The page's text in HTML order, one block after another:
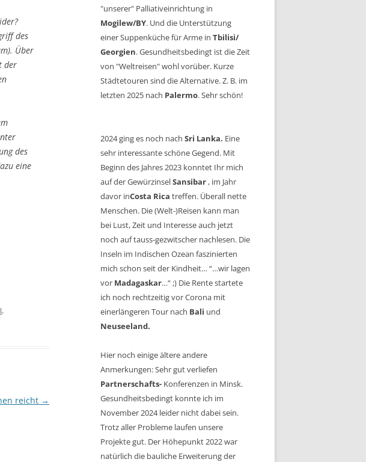
des
Über
der
des
eine
,
reicht →
"unserer" Palliativeinrichtung in
Mogilew/BY. Und die Unterstützung
einer Suppenküche für Arme in Tbilisi/
Georgien. Gesundheitsbedingt ist die Zeit
von "Weltreisen" wohl vorüber. Kurze
Städtetouren sind die Alternative. Z. B. im
letzten 2025 nach Palermo. Sehr schön!
2024 ging es noch nach Sri Lanka. Eine
sehr interessante schöne Gegend. Mit
Beginn des Jahres 2023 konntet Ihr mich
auf der GewürzinselSansibar , im Jahr
davor inCosta Rica treffen. Überall nette
Menschen. Die (Welt-)Reisen kann man
bei Lust, Zeit und Interesse auch jetzt
noch auf tauss-gezwitscher nachlesen. Die
Inseln im Indischen Ozean faszinierten
mich schon seit der Kindheit… “…wir lagen
vor Madagaskar…“ ;) Die Rente startete
ich noch rechtzeitig vor Corona mit
einerlängeren Tour nach Bali und
Neuseeland.
Hier noch einige ältere andere
Anmerkungen: Sehr gut verliefen
Partnerschafts- Konferenzen in Minsk.
Gesundheitsbedingt konnte ich im
November 2024 leider nicht dabei sein.
Trotz aller Probleme laufen unsere
Projekte gut. Der Höhepunkt 2022 war
natürlich die bauliche Erweiterung der